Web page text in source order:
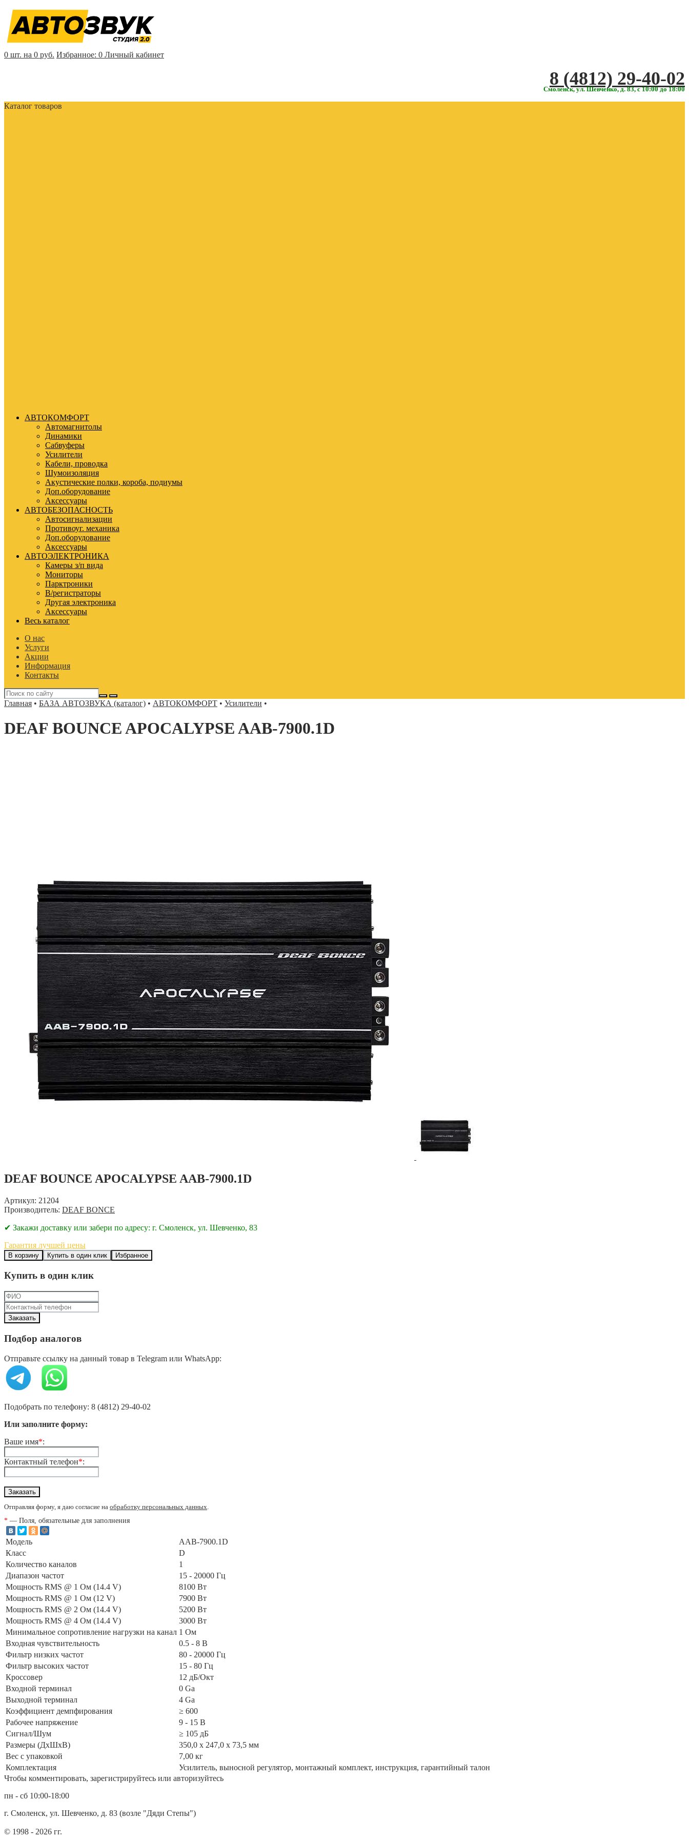
0 шт. на 0 руб. Избранное: 0 Личный кабинет
‎‎8 (4812) 29-40-02
Смоленск, ул. Шевченко, д. 83, с 10:00 до 18:00
Каталог товаров
АВТОКОМФОРТ
Автомагнитолы
Динамики
Сабвуферы
Усилители
Кабели, проводка
Шумоизоляция
Акустические полки, короба, подиумы
Доп.оборудование
Аксессуары
АВТОБЕЗОПАСНОСТЬ
Автосигнализации
Противоуг. механика
Доп.оборудование
Аксессуары
АВТОЭЛЕКТРОНИКА
Камеры з/п вида
Мониторы
Парктроники
В/регистраторы
Другая электроника
Аксессуары
Весь каталог
О нас
Услуги
Акции
Информация
Контакты
Главная • БАЗА АВТОЗВУКА (каталог) • АВТОКОМФОРТ • Усилители •
DEAF BOUNCE APOCALYPSE AAB-7900.1D
DEAF BOUNCE APOCALYPSE AAB-7900.1D
Артикул: 21204
Производитель: DEAF BONCE
✔ Закажи доставку или забери по адресу: г. Смоленск, ул. Шевченко, 83
Гарантия лучшей цены
В корзину Купить в один клик Избранное
Купить в один клик
Подбор аналогов
Отправьте ссылку на данный товар в Telegram или WhatsApp:
Подобрать по телефону: 8 (4812) 29-40-02
Или заполните форму:
Ваше имя*:
Контактный телефон*:
Отправляя форму, я даю согласие на обработку персональных данных.
* — Поля, обязательные для заполнения
Модель
AAB-7900.1D
Класс
D
Количество каналов
1
Диапазон частот
15 - 20000 Гц
Мощность RMS @ 1 Ом (14.4 V)
8100 Вт
Мощность RMS @ 1 Ом (12 V)
7900 Вт
Мощность RMS @ 2 Ом (14.4 V)
5200 Вт
Мощность RMS @ 4 Ом (14.4 V)
3000 Вт
Минимальное сопротивление нагрузки на канал 1 Ом
Входная чувствительность
0.5 - 8 В
Фильтр низких частот
80 - 20000 Гц
Фильтр высоких частот
15 - 80 Гц
Кроссовер
12 дБ/Окт
Входной терминал
0 Ga
Выходной терминал
4 Ga
Коэффициент демпфирования
≥ 600
Рабочее напряжение
9 - 15 В
Сигнал/Шум
≥ 105 дБ
Размеры (ДxШxВ)
350,0 x 247,0 x 73,5 мм
Вес с упаковкой
7,00 кг
Комплектация
Усилитель, выносной регулятор, монтажный комплект, инструкция, гарантийный талон
Чтобы комментировать, зарегистрируйтесь или авторизуйтесь
пн - сб 10:00-18:00
г. Смоленск, ул. Шевченко, д. 83 (возле "Дяди Степы")
© 1998 - 2026 гг.